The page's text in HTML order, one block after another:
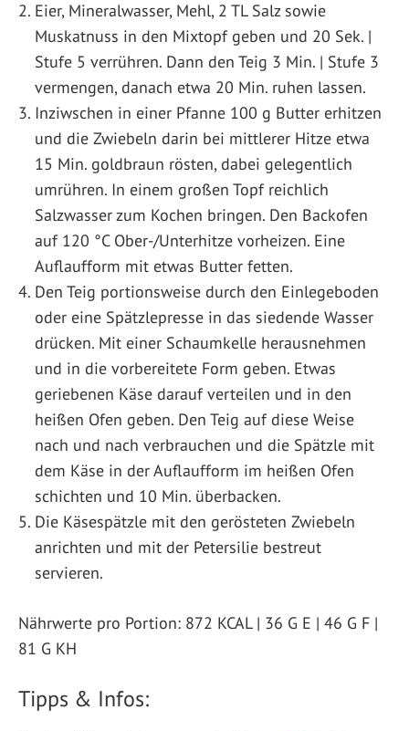
Eier, Mineralwasser, Mehl, 2 TL Salz sowie
Muskatnuss in den Mixtopf geben und 20 Sek. |
Stufe 5 verrühren. Dann den Teig 3 Min. | Stufe 3
vermengen, danach etwa 20 Min. ruhen lassen.
Inziwschen in einer Pfanne 100 g Butter erhitzen
und die Zwiebeln darin bei mittlerer Hitze etwa
15 Min. goldbraun rösten, dabei gelegentlich
umrühren. In einem großen Topf reichlich
Salzwasser zum Kochen bringen. Den Backofen
auf 120 °C Ober-/Unterhitze vorheizen. Eine
Auflaufform mit etwas Butter fetten.
Den Teig portionsweise durch den Einlegeboden
oder eine Spätzlepresse in das siedende Wasser
drücken. Mit einer Schaumkelle herausnehmen
und in die vorbereitete Form geben. Etwas
geriebenen Käse darauf verteilen und in den
heißen Ofen geben. Den Teig auf diese Weise
nach und nach verbrauchen und die Spätzle mit
dem Käse in der Auflaufform im heißen Ofen
schichten und 10 Min. überbacken.
Die Käsespätzle mit den gerösteten Zwiebeln
anrichten und mit der Petersilie bestreut
servieren.
Nährwerte pro Portion: 872 KCAL | 36 G E | 46 G F |
81 G KH
Tipps & Infos: